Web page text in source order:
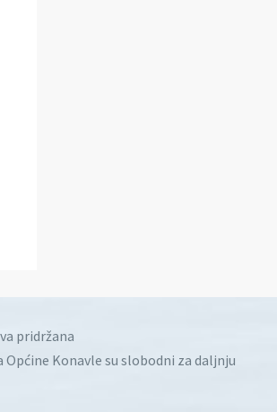
pridržana
Konavle su slobodni za daljnju